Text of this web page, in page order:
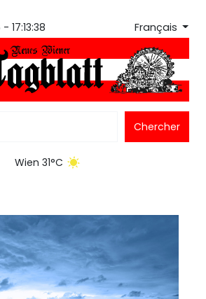
17:13:39 Français
Chercher
Wien 31°C